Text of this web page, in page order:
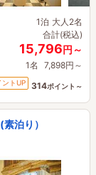
1泊 大人2名
合計(税込)
15,796円～
1名 7,898円～
ントUP 314ポイント～
泊り）